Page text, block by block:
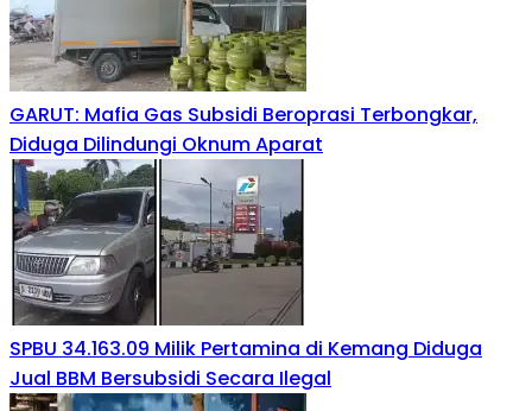
GARUT: Mafia Gas Subsidi Beroprasi Terbongkar,
Diduga Dilindungi Oknum Aparat
SPBU 34.163.09 Milik Pertamina di Kemang Diduga
Jual BBM Bersubsidi Secara Ilegal